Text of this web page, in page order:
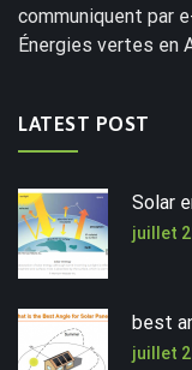
communiquent par
Énergies vertes en
LATEST POST
Solar
juillet
best
juillet